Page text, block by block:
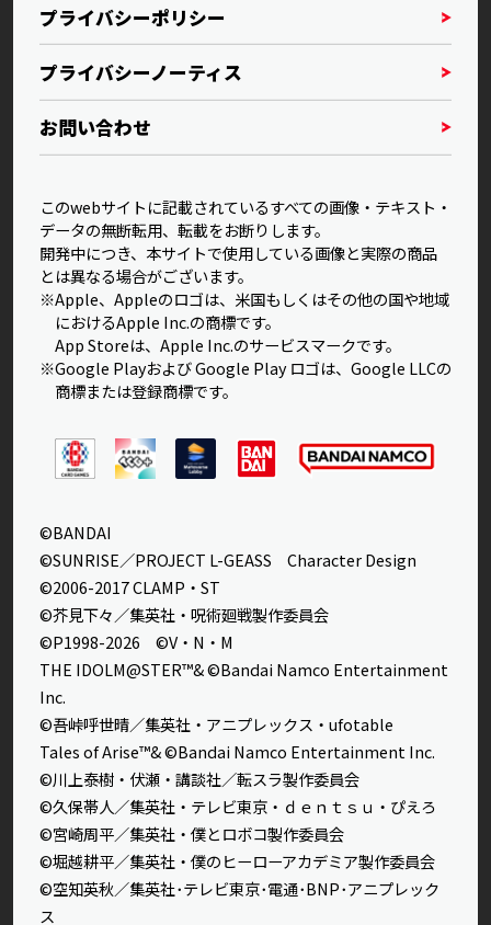
プライバシーポリシー
プライバシーノーティス
お問い合わせ
このwebサイトに記載されているすべての画像・テキスト・
データの無断転用、転載をお断りします。
開発中につき、本サイトで使用している画像と実際の商品
とは異なる場合がございます。
※Apple、Appleのロゴは、米国もしくはその他の国や地域
におけるApple Inc.の商標です。
App Storeは、Apple Inc.のサービスマークです。
※Google Playおよび Google Play ロゴは、Google LLCの
商標または登録商標です。
©BANDAI
©SUNRISE／PROJECT L-GEASS Character Design
©2006-2017 CLAMP・ST
©芥見下々／集英社・呪術廻戦製作委員会
©P1998-2026 ©V・N・M
THE IDOLM@STER™& ©Bandai Namco Entertainment
Inc.
©吾峠呼世晴／集英社・アニプレックス・ufotable
Tales of Arise™& ©Bandai Namco Entertainment Inc.
©川上泰樹・伏瀬・講談社／転スラ製作委員会
©久保帯人／集英社・テレビ東京・ｄｅｎｔｓｕ・ぴえろ
©宮崎周平／集英社・僕とロボコ製作委員会
©堀越耕平／集英社・僕のヒーローアカデミア製作委員会
©空知英秋／集英社･テレビ東京･電通･BNP･アニプレック
ス